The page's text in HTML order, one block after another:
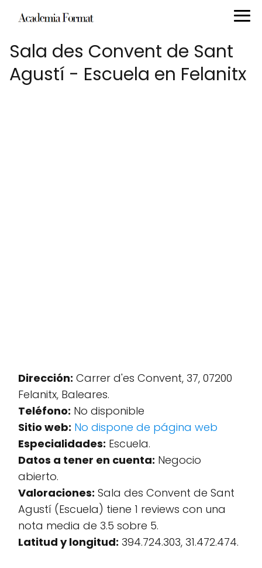
Sala des Convent de Sant
Agustí - Escuela en Felanitx
Dirección: Carrer d'es Convent, 37, 07200
Felanitx, Baleares.
Teléfono: No disponible
Sitio web: No dispone de página web
Especialidades: Escuela.
Datos a tener en cuenta: Negocio
abierto.
Valoraciones: Sala des Convent de Sant
Agustí (Escuela) tiene 1 reviews con una
nota media de 3.5 sobre 5.
Latitud y longitud: 394.724.303, 31.472.474.